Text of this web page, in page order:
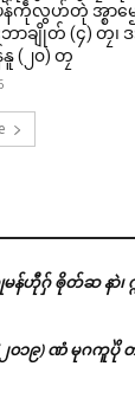
ကဵုလွဟ်တုဲ အ္စာၝေ
ာချိုတ် (၄) တၠ၊
(၂၀) တၠ
န်ဟီုဂှ် ၜိုတ်ဆ နာဲ၊
၀၁၉) ဏံ မုဂကူပိုဲ